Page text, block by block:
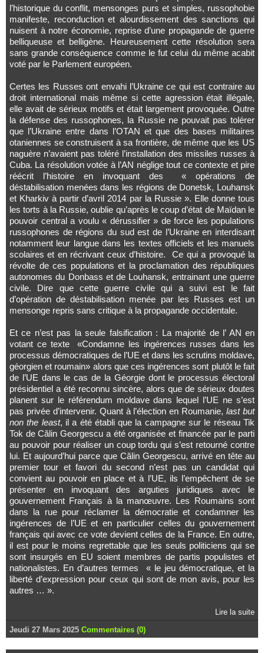
l’historique du conflit, mensonges purs et simples, russophobie
manifeste, reconduction et alourdissement des sanctions qui
nuisent à notre économie, reprise d’une propagande de guerre
belliqueuse et belligène. Heureusement cette résolution sera
sans grande conséquence comme le fut celui du même acabit
voté par le Parlement européen.
Certes les Russes ont envahi l’Ukraine ce qui est contraire au
droit international mais même si cette agression était illégale,
elle avait de sérieux motifs et était largement provoquée. Outre
la défense des russophones, la Russie ne pouvait pas tolérer
que l’Ukraine entre dans l’OTAN et que des bases militaires
otaniennes se construisent à sa frontière, de même que les US
naguère n’avaient pas toléré l’installation des missiles russes à
Cuba. La résolution votée à l’AN néglige tout ce contexte et pire
réécrit l’histoire en invoquant des « opérations de
déstabilisation menées dans les régions de Donetsk, Louhansk
et Kharkiv à partir d’avril 2014 par la Russie ». Elle donne tous
les torts à la Russie, oublie qu’après le coup d’état de Maïdan le
pouvoir central a voulu « dérussifier » de force les populations
russophones de régions du sud est de l’Ukraine en interdisant
notamment leur langue dans les textes officiels et les manuels
scolaires et en récrivant ceux d’histoire. Ce qui a provoqué la
révolte de ces populations et la proclamation des républiques
autonomes du Donbass et de Louhansk, entrainant une guerre
civile. Dire que cette guerre civile qui a suivi est le fait
d’opération de déstabilisation menée par les Russes est un
mensonge repris sans critique à la propagande occidentale.
Et ce n’est pas la seule falsification : La majorité de l’ AN en
votant ce texte «Condamne les ingérences russes dans les
processus démocratiques de l’UE et dans les scrutins moldave,
géorgien et roumain» alors que ces ingérences sont plutôt le fait
de l’UE dans le cas de la Géorgie dont le processus électoral
présidentiel a été reconnu sincère, alors que de sérieux doutes
planent sur le référendum moldave dans lequel l’UE ne s’est
pas privée d’intervenir. Quant à l’élection en Roumanie,last but
non the least, il a été établi que la campagne sur le réseau Tik
Tok de Călin Georgescu a été organisée et financée par le parti
au pouvoir pour réaliser un coup tordu qui s’est retourné contre
lui. Et aujourd’hui parce que Călin Georgescu, arrivé en tête au
premier tour et favori du second n’est pas un candidat qui
convient au pouvoir en place et à l’UE, ils l’empêchent de se
présenter en invoquant des arguties juridiques avec le
gouvernement Français à la manœuvre. Les Roumains sont
dans la rue pour réclamer la démocratie et condamner les
ingérences de l’UE et en particulier celles du gouvernement
français qui avec ce vote devient celles de la France. En outre,
il est pour le moins regrettable que les seuls politiciens qui se
sont insurgés en EU soient membres de partis populistes et
nationalistes. En d’autres termes « le jeu démocratique, et la
liberté d’expression pour ceux qui sont de mon avis, pour les
autres … ».
Lire la suite
Jeudi 27 Mars 2025 Commentaires (0)